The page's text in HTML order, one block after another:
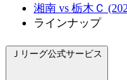
湘南 vs 栃木Ｃ
ラインナップ
Ｊリーグ公式サービス